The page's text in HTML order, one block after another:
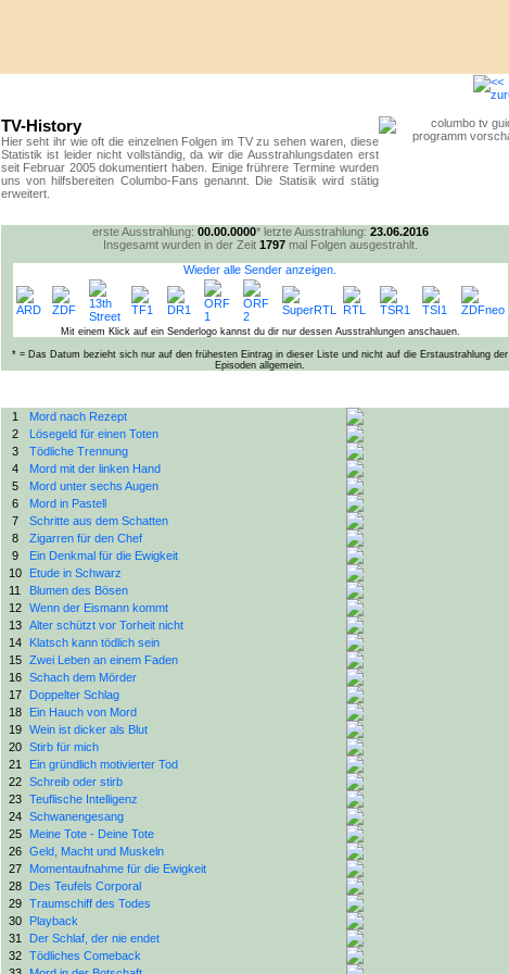
TV-History
Hier seht ihr wie oft die einzelnen Folgen im TV zu sehen waren, diese
Statistik ist leider nicht vollständig, da wir die Ausstrahlungsdaten erst
seit Februar 2005 dokumentiert haben. Einige frührere Termine wurden
uns von hilfsbereiten Columbo-Fans genannt. Die Statisik wird stätig
erweitert.
erste Ausstrahlung: 00.00.0000* letzte Ausstrahlung: 23.06.2016
Insgesamt wurden in der Zeit 1797mal Folgen ausgestrahlt.
Wieder alle Sender anzeigen.
Mit einem Klick auf ein Senderlogo kannst du dir nur dessen Ausstrahlungen anschauen.
* = Das Datum bezieht sich nur auf den frühesten Eintrag in dieser Liste und nicht auf die Erstaustrahlung der
Episoden allgemein.
1
Mord nach Rezept
2
Lösegeld für einen Toten
3
Tödliche Trennung
4
Mord mit der linken Hand
5
Mord unter sechs Augen
6
Mord in Pastell
7
Schritte aus dem Schatten
8
Zigarren für den Chef
9
Ein Denkmal für die Ewigkeit
10
Etude in Schwarz
11
Blumen des Bösen
12
Wenn der Eismann kommt
13
Alter schützt vor Torheit nicht
14
Klatsch kann tödlich sein
15
Zwei Leben an einem Faden
16
Schach dem Mörder
17
Doppelter Schlag
18
Ein Hauch von Mord
19
Wein ist dicker als Blut
20
Stirb für mich
21
Ein gründlich motivierter Tod
22
Schreib oder stirb
23
Teuflische Intelligenz
24
Schwanengesang
25
Meine Tote - Deine Tote
26
Geld, Macht und Muskeln
27
Momentaufnahme für die Ewigkeit
28
Des Teufels Corporal
29
Traumschiff des Todes
30
Playback
31
Der Schlaf, der nie endet
32
Tödliches Comeback